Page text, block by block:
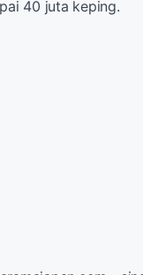
40 juta keping.